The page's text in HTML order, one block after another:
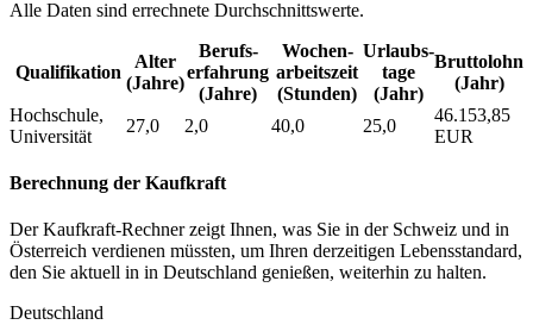
Alle Daten sind errechnete Durchschnittswerte.
Qualifikation
Alter
(Jahre)
Berufs­
erfahrung
(Jahre)
Wochen­
arbeitszeit
(Stunden)
Urlaubs­
tage
(Jahr)
Bruttolohn
(Jahr)
Hochschule,
Universität
27,0 2,0 40,0 25,0
46.153,85
EUR
Berechnung der Kaufkraft
Der Kaufkraft-Rechner zeigt Ihnen, was Sie in der Schweiz und in
Österreich verdienen müssten, um Ihren derzeitigen Lebensstandard,
den Sie aktuell in in Deutschland genießen, weiterhin zu halten.
Deutschland